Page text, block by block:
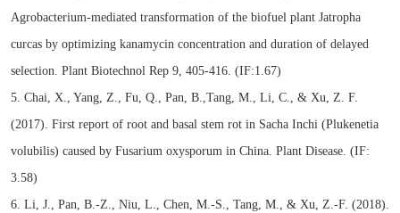
Agrobacterium-mediated transformation of the biofuel plant Jatropha
curcas by optimizing kanamycin concentration and duration of delayed
selection. Plant Biotechnol Rep 9, 405-416. (IF:1.67)
5. Chai, X., Yang, Z., Fu, Q., Pan, B.,Tang, M., Li, C., & Xu, Z. F.
(2017). First report of root and basal stem rot in Sacha Inchi (Plukenetia
volubilis) caused by Fusarium oxysporum in China. Plant Disease. (IF:
3.58)
6. Li, J., Pan, B.-Z., Niu, L., Chen, M.-S., Tang, M., & Xu, Z.-F. (2018).